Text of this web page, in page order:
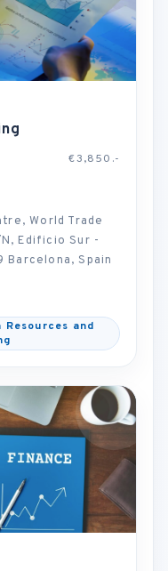
€3,850.-
World Trade
Edificio Sur -
Barcelona, Spain
Resources and